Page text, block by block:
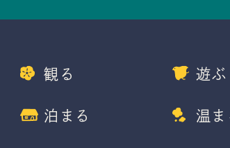
観る 遊ぶ
泊まる 温ま